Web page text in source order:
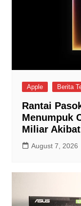
Apple Berita
Rantai
Menumpuk
Miliar
August 7, 2026